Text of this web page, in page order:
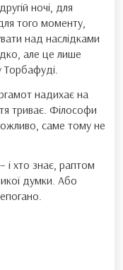
ночі, для
того моменту,
над наслідками
але це лише
надихає на
триває. Філософи
саме тому не
і хто знає, раптом
думки. Або